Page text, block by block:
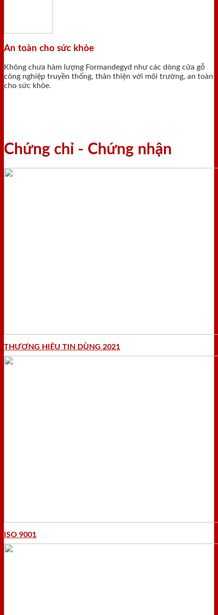
An toàn cho sức khỏe
Không chưa hàm lượng Formandegyd như các dòng cửa gỗ
công nghiệp truyền thống, thân thiện với môi trường, an toàn
cho sức khỏe.
Chứng chỉ - Chứng nhận
THƯƠNG HIỆU TIN DÙNG 2021
ISO 9001